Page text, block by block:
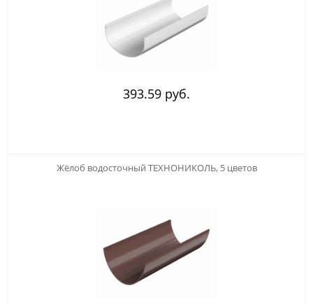
393.59 руб.
Жёлоб водосточный ТЕХНОНИКОЛЬ, 5 цветов